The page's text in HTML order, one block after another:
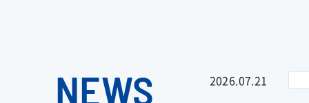
NEWS 2026.07.21